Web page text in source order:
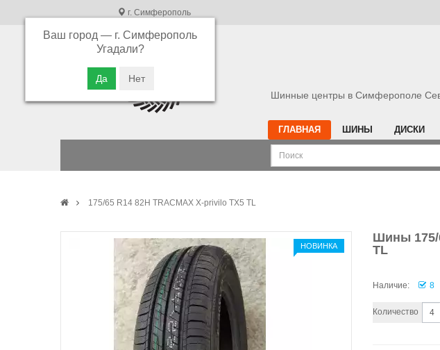
г. Симферополь
Ваш город — г. Симферополь
Угадали?
В связи с высокой загрузкой операторов
Приносим свои извинения
Шинные центры в Симферополе
ГЛАВНАЯ ШИНЫ ДИСКИ
175/65 R14 82H TRACMAX X-privilo TX5 TL
НОВИНКА
Шины 175/
TL
Наличие: 8
Количество